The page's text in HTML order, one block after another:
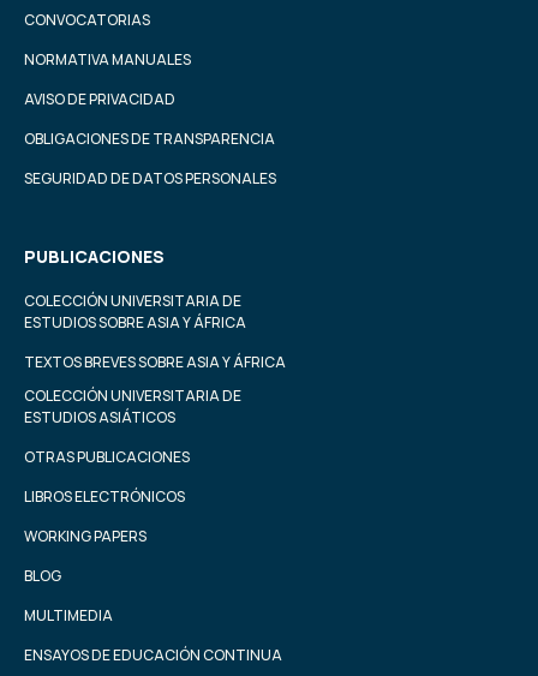
CONVOCATORIAS
NORMATIVA MANUALES
AVISO DE PRIVACIDAD
OBLIGACIONES DE TRANSPARENCIA
SEGURIDAD DE DATOS PERSONALES
PUBLICACIONES
COLECCIÓN UNIVERSITARIA DE
ESTUDIOS SOBRE ASIA Y ÁFRICA
TEXTOS BREVES SOBRE ASIA Y ÁFRICA
COLECCIÓN UNIVERSITARIA DE
ESTUDIOS ASIÁTICOS
OTRAS PUBLICACIONES
LIBROS ELECTRÓNICOS
WORKING PAPERS
BLOG
MULTIMEDIA
ENSAYOS DE EDUCACIÓN CONTINUA